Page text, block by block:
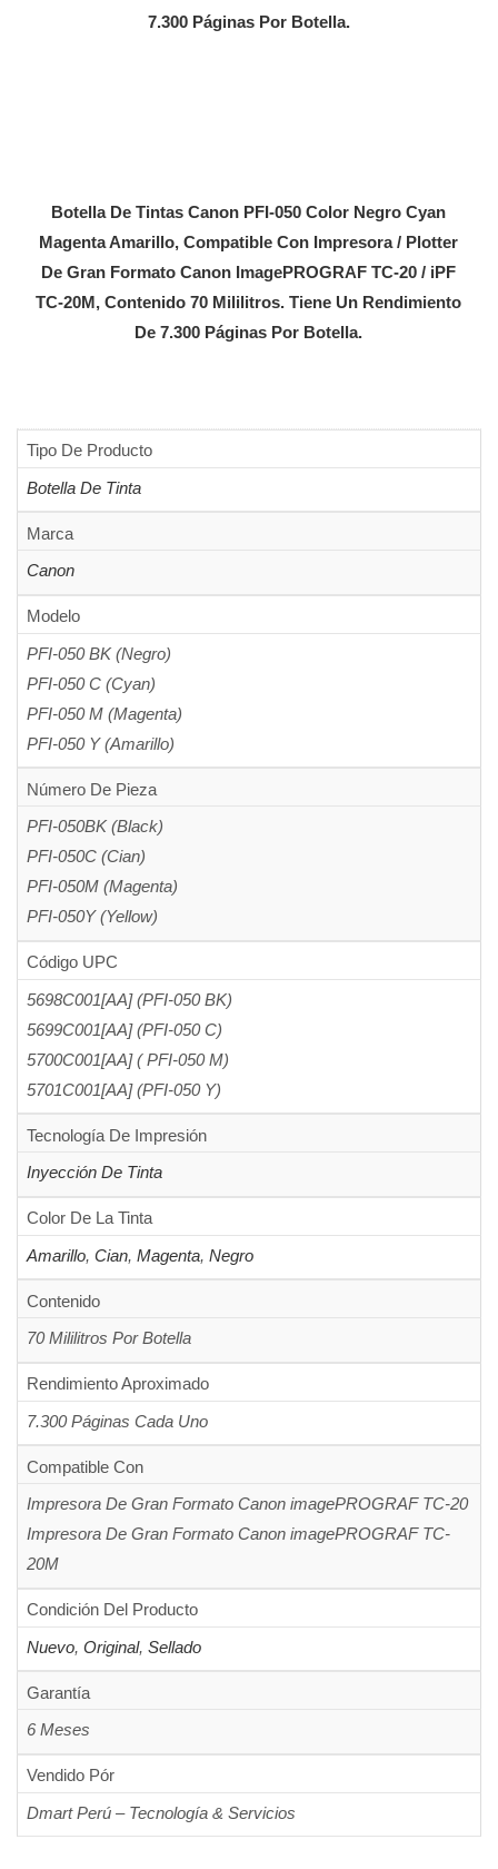
7.300 Páginas Por Botella.
Botella De Tintas Canon PFI-050 Color Negro Cyan
Magenta Amarillo, Compatible Con Impresora / Plotter
De Gran Formato Canon ImagePROGRAF TC-20 / iPF
TC-20M, Contenido 70 Mililitros. Tiene Un Rendimiento
De 7.300 Páginas Por Botella.
Tipo De Producto
Botella De Tinta
Marca
Canon
Modelo
PFI-050 BK (Negro)
PFI-050 C (Cyan)
PFI-050 M (Magenta)
PFI-050 Y (Amarillo)
Número De Pieza
PFI-050BK (Black)
PFI-050C (Cian)
PFI-050M (Magenta)
PFI-050Y (Yellow)
Código UPC
5698C001[AA] (PFI-050 BK)
5699C001[AA] (PFI-050 C)
5700C001[AA] ( PFI-050 M)
5701C001[AA] (PFI-050 Y)
Tecnología De Impresión
Inyección De Tinta
Color De La Tinta
Amarillo, Cian, Magenta, Negro
Contenido
70 Mililitros Por Botella
Rendimiento Aproximado
7.300 Páginas Cada Uno
Compatible Con
Impresora De Gran Formato Canon imagePROGRAF TC-20
Impresora De Gran Formato Canon imagePROGRAF TC-
20M
Condición Del Producto
Nuevo, Original, Sellado
Garantía
6 Meses
Vendido Pór
Dmart Perú – Tecnología & Servicios